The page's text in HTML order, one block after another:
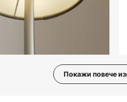
Покажи повече